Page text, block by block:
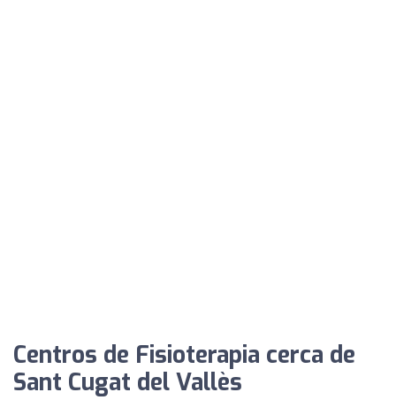
Centros de Fisioterapia cerca de
Sant Cugat del Vallès